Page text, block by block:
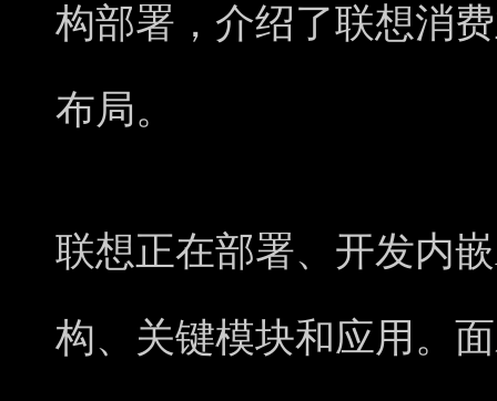
构部署，介绍了联想消
布局。
联想正在部署、开发内
构、关键模块和应用。